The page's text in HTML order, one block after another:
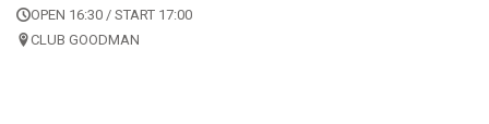
OPEN 16:30 / START 17:00
CLUB GOODMAN